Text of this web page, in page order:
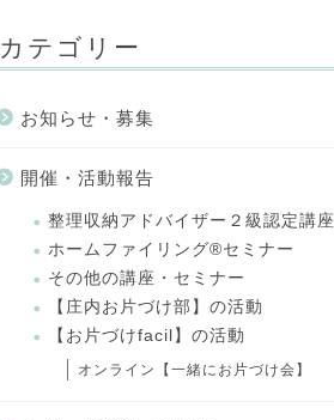
カテゴリー
お知らせ・募集
開催・活動報告
整理収納アドバイザー２級認定講座
ホームファイリング®セミナー
その他の講座・セミナー
【庄内お片づけ部】の活動
【お片づけfacil】の活動
オンライン【一緒にお片づけ会】